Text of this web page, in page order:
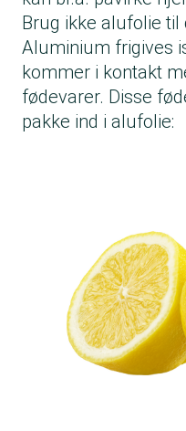
Brug ikke alufolie
Aluminium frigives
kommer i kontakt
fødevarer. Disse
pakke ind i alufolie: